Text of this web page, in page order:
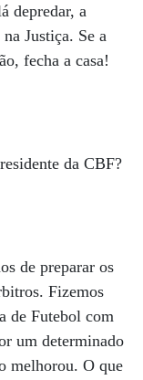
depredar, a
Justiça. Se a
fecha a casa!
da CBF?
de preparar os
Fizemos
de Futebol com
um determinado
melhorou. O que